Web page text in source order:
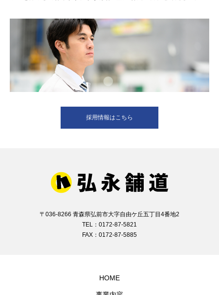
採用情報はこちら
〒036-8266 青森県弘前市大字自由ケ丘五丁目4番地2
TEL：0172-87-5821
FAX：0172-87-5885
HOME